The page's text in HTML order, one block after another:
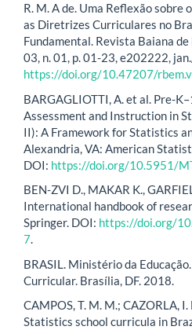
R. M. A de. Uma Reflexão
as Diretrizes Curriculares no
Fundamental. Revista Baiana
03, n. 01, p. 01-23, e202222,
https://doi.org/10.47207/
BARGAGLIOTTI, A. et al. Pre-
Assessment and Instruction in
II): A Framework for Statistics
Alexandria, VA: American
DOI: https://doi.org/10.5951/
BEN-ZVI D., MAKAR K.,
International handbook of
Springer. DOI: https://doi.org/
7.
BRASIL. Ministério da
Curricular. Brasília, DF. 2018.
CAMPOS, T. M. M.; CAZORLA, I.
Statistics school curricula in